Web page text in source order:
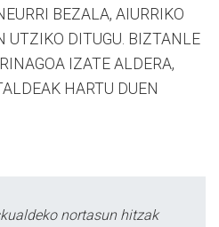
BEZALA, AIURRIKO
UTZIKO DITUGU. BIZTANLE
IZATE ALDERA,
HARTU DUEN
nortasun hitzak